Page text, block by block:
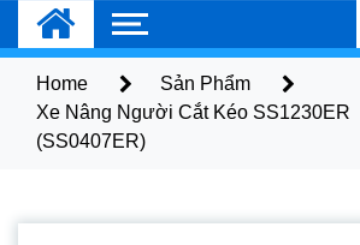
Xe Nâng
Genie
Dịch vụ bán và cho thuê
Genie
Home
Sản Phẩm
Xe Nâng Người Cắt Kéo SS1230ER
(SS0407ER)